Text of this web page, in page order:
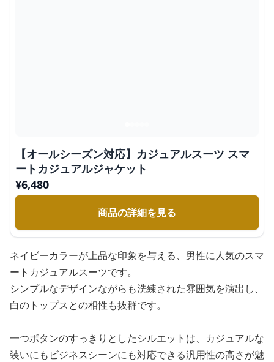
【オールシーズン対応】カジュアルスーツ スマ
ートカジュアルジャケット
¥6,480
商品の詳細を見る
ネイビーカラーが上品な印象を与える、男性に人気のスマ
ートカジュアルスーツです。
シンプルなデザインながらも洗練された雰囲気を演出し、
白のトップスとの相性も抜群です。
一つボタンのすっきりとしたシルエットは、カジュアルな
装いにもビジネスシーンにも対応できる汎用性の高さが魅